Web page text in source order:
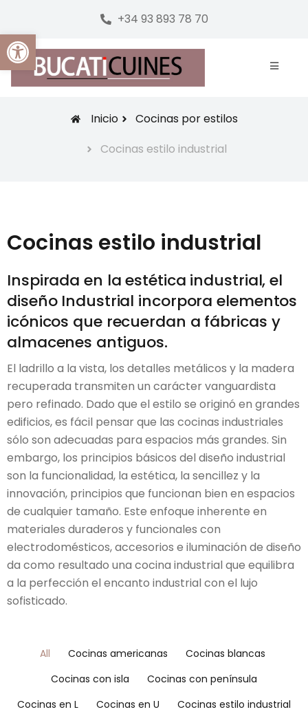
Abrir barra de herramientas
+34 93 893 78 70
Inicio
Cocinas por estilos
Cocinas estilo industrial
Cocinas estilo industrial
Inspirada en la estética industrial, el
diseño Industrial incorpora elementos
icónicos que recuerdan a fábricas y
almacenes antiguos.
El ladrillo a la vista, los detalles metálicos y la madera
recuperada transmiten un carácter vanguardista
pero refinado. Dado que el estilo se originó en grandes
edificios, es fácil pensar que las cocinas industriales
sólo son adecuadas para espacios más grandes. Sin
embargo, los principios básicos del diseño industrial
son la funcionalidad, la estética, la sencillez y la
innovación, principios que funcionan bien en espacios
de cualquier tamaño. Este enfoque inherente en
materiales duraderos y funcionales con
electrodomésticos, accesorios e iluminación de diseño
da como resultado una cocina industrial que equilibra
a la perfección el encanto industrial con el lujo
sofisticado.
All Cocinas americanas
Cocinas blancas
Cocinas con isla
Cocinas con península
Cocinas en L
Cocinas en U
Cocinas estilo industrial